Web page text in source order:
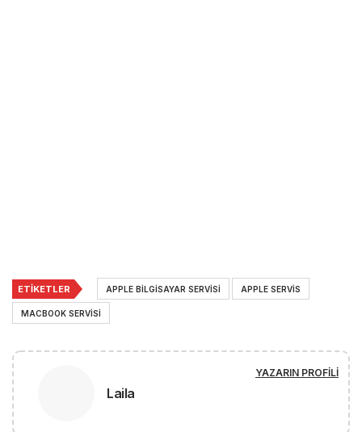
ETIKETLER APPLE BILGISAYAR SERVISI APPLE SERVIS
MACBOOK SERVISI
Laila
YAZARIN PROFILI